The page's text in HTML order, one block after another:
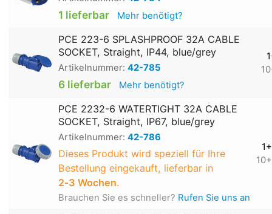
1 lieferbar Mehr benötigt?
PCE 223-6 SPLASHPROOF 32A CABLE
SOCKET, Straight, IP44, blue/grey
Artikelnummer: 42-785
6 lieferbar Mehr benötigt?
PCE 2232-6 WATERTIGHT 32A CABLE
SOCKET, Straight, IP67, blue/grey
Artikelnummer: 42-786
Dieses Produkt wird speziell für Ihre
Bestellung eingekauft, lieferbar in
2‑3 Wochen.
Brauchen Sie es schneller? Rufen Sie uns an
1+
10+